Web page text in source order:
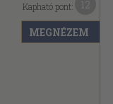
sorozat
Kapható pont:
MEGNÉZEM